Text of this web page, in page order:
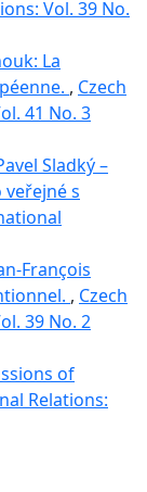
Vol. 39 No.
La
, Czech
41 No. 3
Sladký –
s
François
, Czech
39 No. 2
of
Relations: